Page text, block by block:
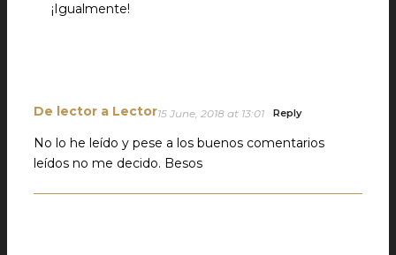
¡Igualmente!
De lector a Lector15 June, 2018 at 13:01 Reply
No lo he leído y pese a los buenos comentarios
leídos no me decido. Besos